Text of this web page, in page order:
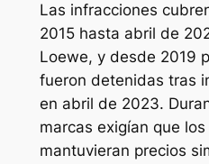
Las infracciones
2015 hasta abril de
Loewe, y desde 2019
fueron detenidas tras
en abril de 2023.
marcas exigían que
mantuvieran precios